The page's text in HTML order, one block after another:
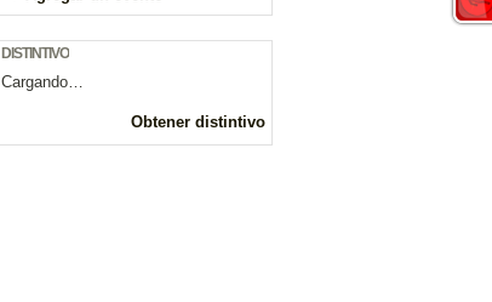
DISTINTIVO
Cargando…
Obtener distintivo